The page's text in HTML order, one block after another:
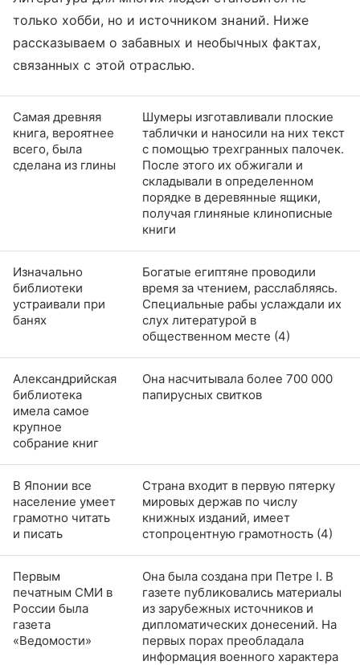
только хобби, но и источником знаний. Ниже
рассказываем о забавных и необычных фактах,
связанных с этой отраслью.
Самая древняя
книга, вероятнее
всего, была
сделана из глины
Шумеры изготавливали плоские
таблички и наносили на них текст
с помощью трехгранных палочек.
После этого их обжигали и
складывали в определенном
порядке в деревянные ящики,
получая глиняные клинописные
книги
Изначально
библиотеки
устраивали при
банях
Богатые египтяне проводили
время за чтением, расслабляясь.
Специальные рабы услаждали их
слух литературой в
общественном месте (4)
Александрийская
библиотека
имела самое
крупное
собрание книг
Она насчитывала более 700 000
папирусных свитков
В Японии все
население умеет
грамотно читать
и писать
Страна входит в первую пятерку
мировых держав по числу
книжных изданий, имеет
стопроцентную грамотность (4)
Первым
печатным СМИ в
России была
газета
«Ведомости»
Она была создана при Петре I. В
газете публиковались материалы
из зарубежных источников и
дипломатических донесений. На
первых порах преобладала
информация военного характера